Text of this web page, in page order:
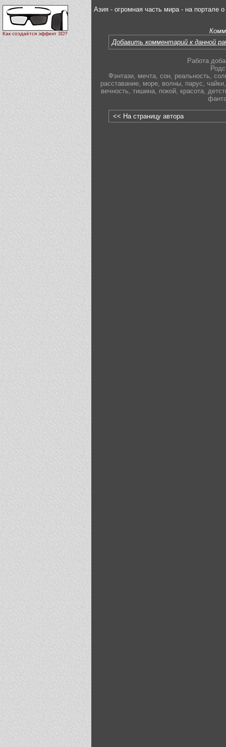
Как создаётся эффект 3D?
Азия - огромная часть мира - на портале о
Добавить комментарий к данной
Работа
Фэнтази мечта сон реальность
расставание море волны парус чайки
вечность тишина, покой, красота,
<< На страницу автора